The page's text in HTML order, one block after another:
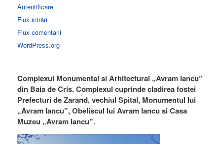
Autentificare
Flux intrări
Flux comentarii
WordPress.org
Complexul Monumental si Arhitectural „Avram Iancu”
din Baia de Cris. Complexul cuprinde cladirea fostei
Prefecturi de Zarand, vechiul Spital, Monumentul lui
„Avram Iancu”, Obeliscul lui Avram Iancu si Casa
Muzeu „Avram Iancu”.